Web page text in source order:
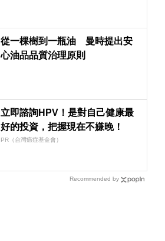
從一棵樹到一瓶油 曼時提出安
心油品品質治理原則
立即諮詢HPV！是對自己健康最
好的投資，把握現在不嫌晚！
PR（台灣癌症基金會）
Recommended by